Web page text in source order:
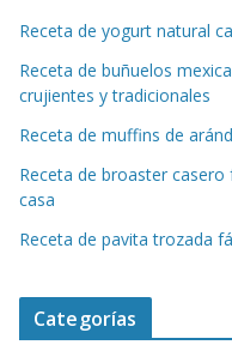
Receta de yogurt natural
Receta de buñuelos
crujientes y tradicionales
Receta de muffins de
Receta de broaster
casa
Receta de pavita trozada
Categorías